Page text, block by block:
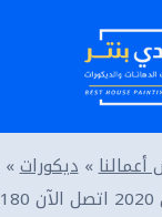
»ديكورات»